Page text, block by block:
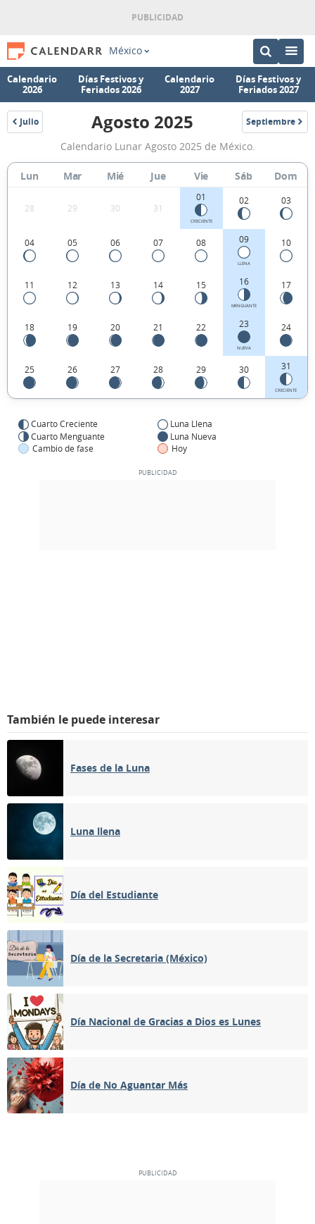
México
Calendario
2026
Días Festivos y
Feriados 2026
Calendario
2027
Días Festivos y
Feriados 2027
Julio
2025
Calendario
Lunar
Agosto
México.
Agosto 2025 Septiembre
2025
Calendario Lunar Agosto 2025 de México.
Lun Mar Mié Jue Vie Sáb Dom
28 29 30 31
01
CRECIENTE
02 03
04 05 06 07 08 09
LLENA
10
11 12 13 14 15 16
MENGUANTE
17
18 19 20 21 22 23
NUEVA
24
25 26 27 28 29 30 31
CRECIENTE
Cuarto Creciente
Luna Llena
Cuarto Menguante
Luna Nueva
Cambio de fase
Hoy
También le puede interesar
Fases de la Luna
Luna llena
Día del Estudiante
Día de la Secretaria (México)
Día Nacional de Gracias a Dios es Lunes
Día de No Aguantar Más